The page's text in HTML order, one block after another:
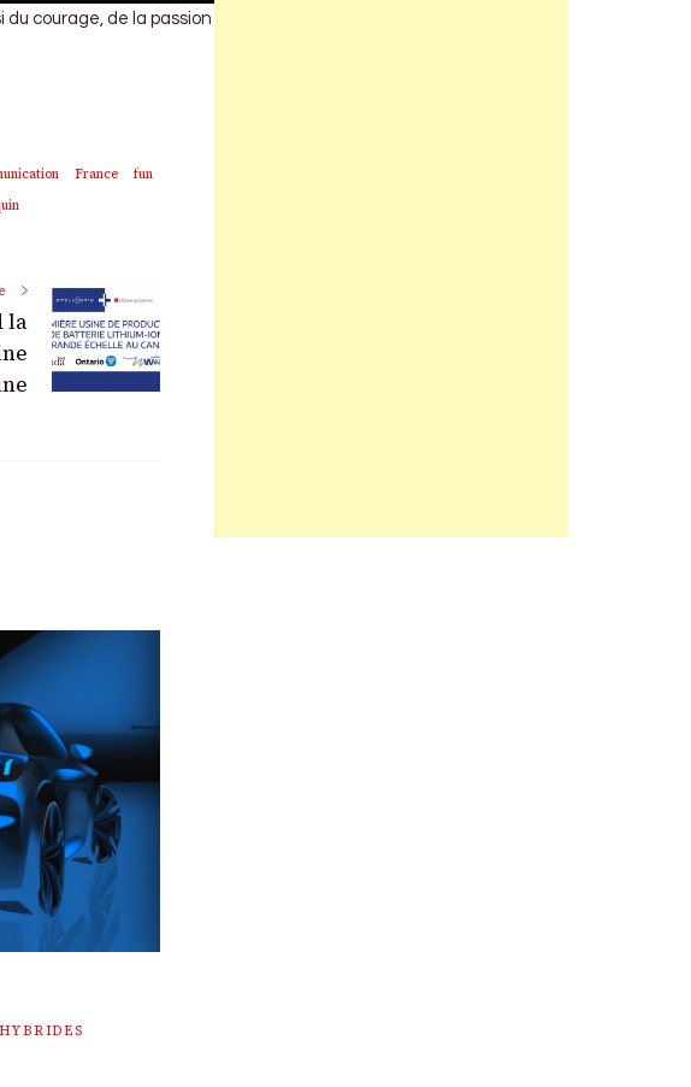
courage, de la passion
France
fun
la